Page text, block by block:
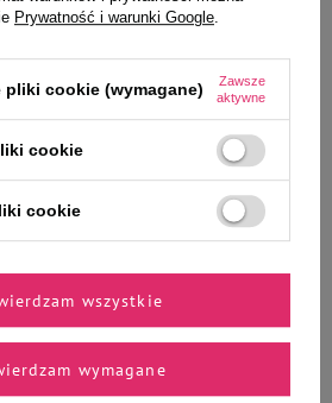
+
12,35 zł 15,44 zł / kg
Do koszyka
przez
Prywatność i warunki Google.
cookie (wymagane)
Zawsze
aktywne
cookie
cookie
wymagane
wszystkie